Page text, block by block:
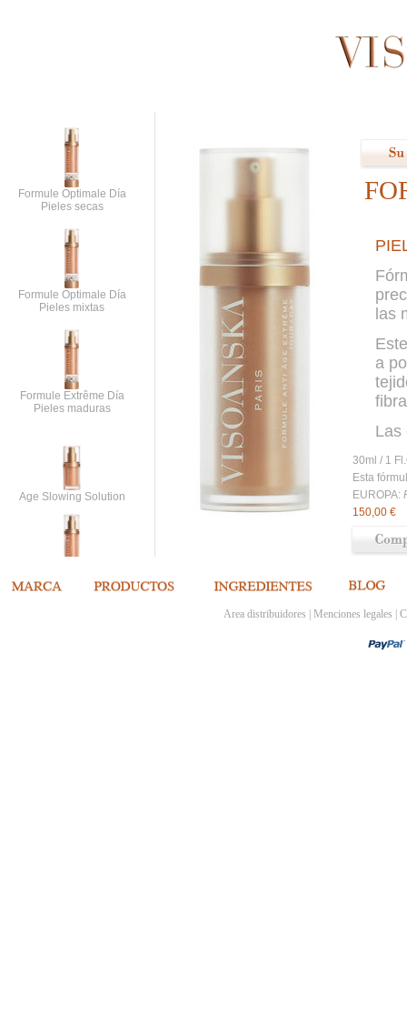
Formule Optimale Día
Pieles secas
Formule Optimale Día
Pieles mixtas
Formule Extrême Día
Pieles maduras
Age Slowing Solution
Soin Inouï Cou et
las
a
Las
Tus
30ml /
Esta
EUROPA:
150,00 €
Area distribuidores Menciones legales